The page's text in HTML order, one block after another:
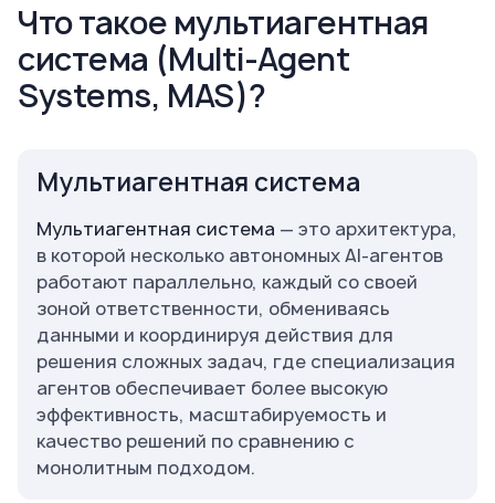
Что такое мультиагентная
система (Multi-Agent
Systems, MAS)?
Мультиагентная система
Мультиагентная система — это архитектура,
в которой несколько автономных AI-агентов
работают параллельно, каждый со своей
зоной ответственности, обмениваясь
данными и координируя действия для
решения сложных задач, где специализация
агентов обеспечивает более высокую
эффективность, масштабируемость и
качество решений по сравнению с
монолитным подходом.